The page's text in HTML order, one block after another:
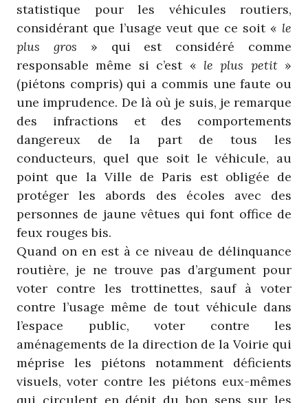
statistique pour les véhicules routiers,
considérant que l’usage veut que ce soit « le
plus gros » qui est considéré comme
responsable même si c’est « le plus petit»
(piétons compris) qui a commis une faute ou
une imprudence. De là où je suis, je remarque
des infractions et des comportements
dangereux de la part de tous les
conducteurs, quel que soit le véhicule, au
point que la Ville de Paris est obligée de
protéger les abords des écoles avec des
personnes de jaune vêtues qui font office de
feux rouges bis.
Quand on en est à ce niveau de délinquance
routière, je ne trouve pas d’argument pour
voter contre les trottinettes, sauf à voter
contre l’usage même de tout véhicule dans
l’espace public, voter contre les
aménagements de la direction de la Voirie qui
méprise les piétons notamment déficients
visuels, voter contre les piétons eux-mêmes
qui circulent en dépit du bon sens sur les